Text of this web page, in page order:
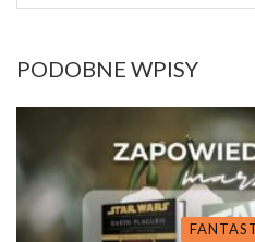
PODOBNE WPISY